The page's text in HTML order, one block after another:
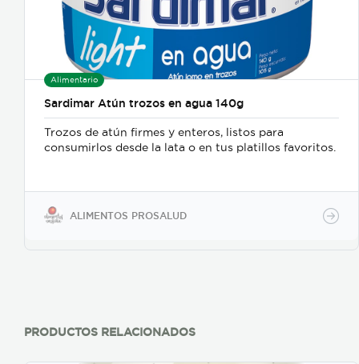
Alimentario
Sardimar Atún trozos en agua 140g
Trozos de atún firmes y enteros, listos para
consumirlos desde la lata o en tus platillos favoritos.
ALIMENTOS PROSALUD
PRODUCTOS RELACIONADOS